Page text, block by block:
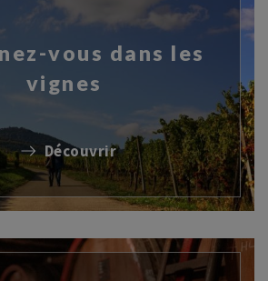
vous dans les
vignes
Découvrir